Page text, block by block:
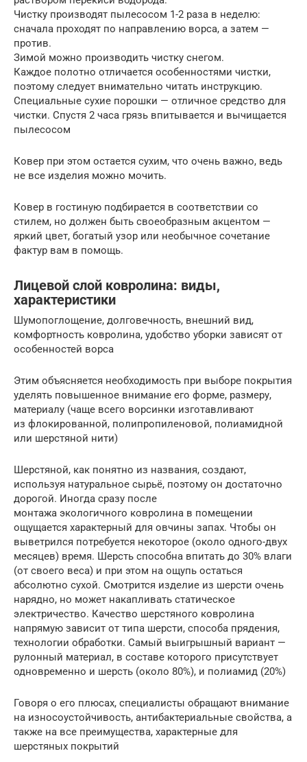
Чистку производят пылесосом 1-2 раза в неделю:
сначала проходят по направлению ворса, а затем —
против.
Зимой можно производить чистку снегом.
Каждое полотно отличается особенностями чистки,
поэтому следует внимательно читать инструкцию.
Специальные сухие порошки — отличное средство для
чистки. Спустя 2 часа грязь впитывается и вычищается
пылесосом
Ковер при этом остается сухим, что очень важно, ведь
не все изделия можно мочить.
Ковер в гостиную подбирается в соответствии со
стилем, но должен быть своеобразным акцентом —
яркий цвет, богатый узор или необычное сочетание
фактур вам в помощь.
Лицевой слой ковролина: виды,
характеристики
Шумопоглощение, долговечность, внешний вид,
комфортность ковролина, удобство уборки зависят от
особенностей ворса
Этим объясняется необходимость при выборе покрытия
уделять повышенное внимание его форме, размеру,
материалу (чаще всего ворсинки изготавливают
из флокированной, полипропиленовой, полиамидной
или шерстяной нити)
Шерстяной, как понятно из названия, создают,
используя натуральное сырьё, поэтому он достаточно
дорогой. Иногда сразу после
монтажа экологичного ковролина в помещении
ощущается характерный для овчины запах. Чтобы он
выветрился потребуется некоторое (около одного-двух
месяцев) время. Шерсть способна впитать до 30% влаги
(от своего веса) и при этом на ощупь остаться
абсолютно сухой. Смотрится изделие из шерсти очень
нарядно, но может накапливать статическое
электричество. Качество шерстяного ковролина
напрямую зависит от типа шерсти, способа прядения,
технологии обработки. Самый выигрышный вариант —
рулонный материал, в составе которого присутствует
одновременно и шерсть (около 80%), и полиамид (20%)
Говоря о его плюсах, специалисты обращают внимание
на износоустойчивость, антибактериальные свойства, а
также на все преимущества, характерные для
шерстяных покрытий